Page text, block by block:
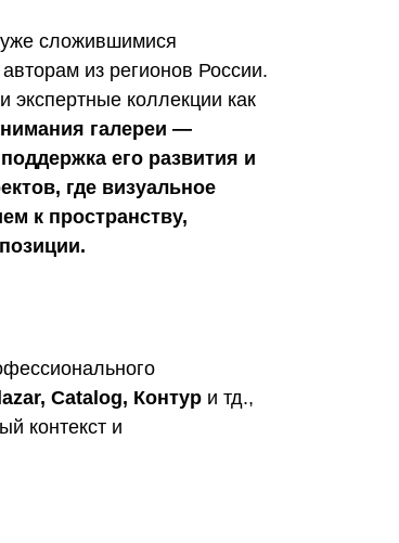
сложившимися
из регионов России.
экспертные коллекции как
галереи —
его развития и
где визуальное
к пространству,
Catalog, Контур и тд.,
контекст и